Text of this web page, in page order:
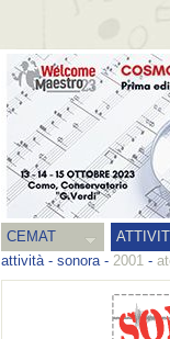
CEMAT
attività- sonora- 2001 -